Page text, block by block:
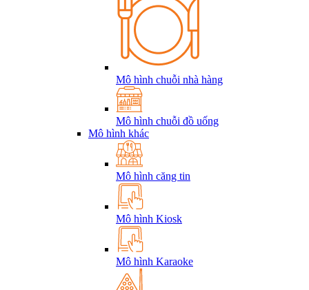
Mô hình chuỗi nhà hàng
Mô hình chuỗi đồ uống
Mô hình khác
Mô hình căng tin
Mô hình Kiosk
Mô hình Karaoke